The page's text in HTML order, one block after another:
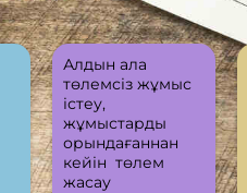
Алдын ала
төлемсіз жұмыс
істеу,
жұмыстарды
орындағаннан
кейін төлем
жасау